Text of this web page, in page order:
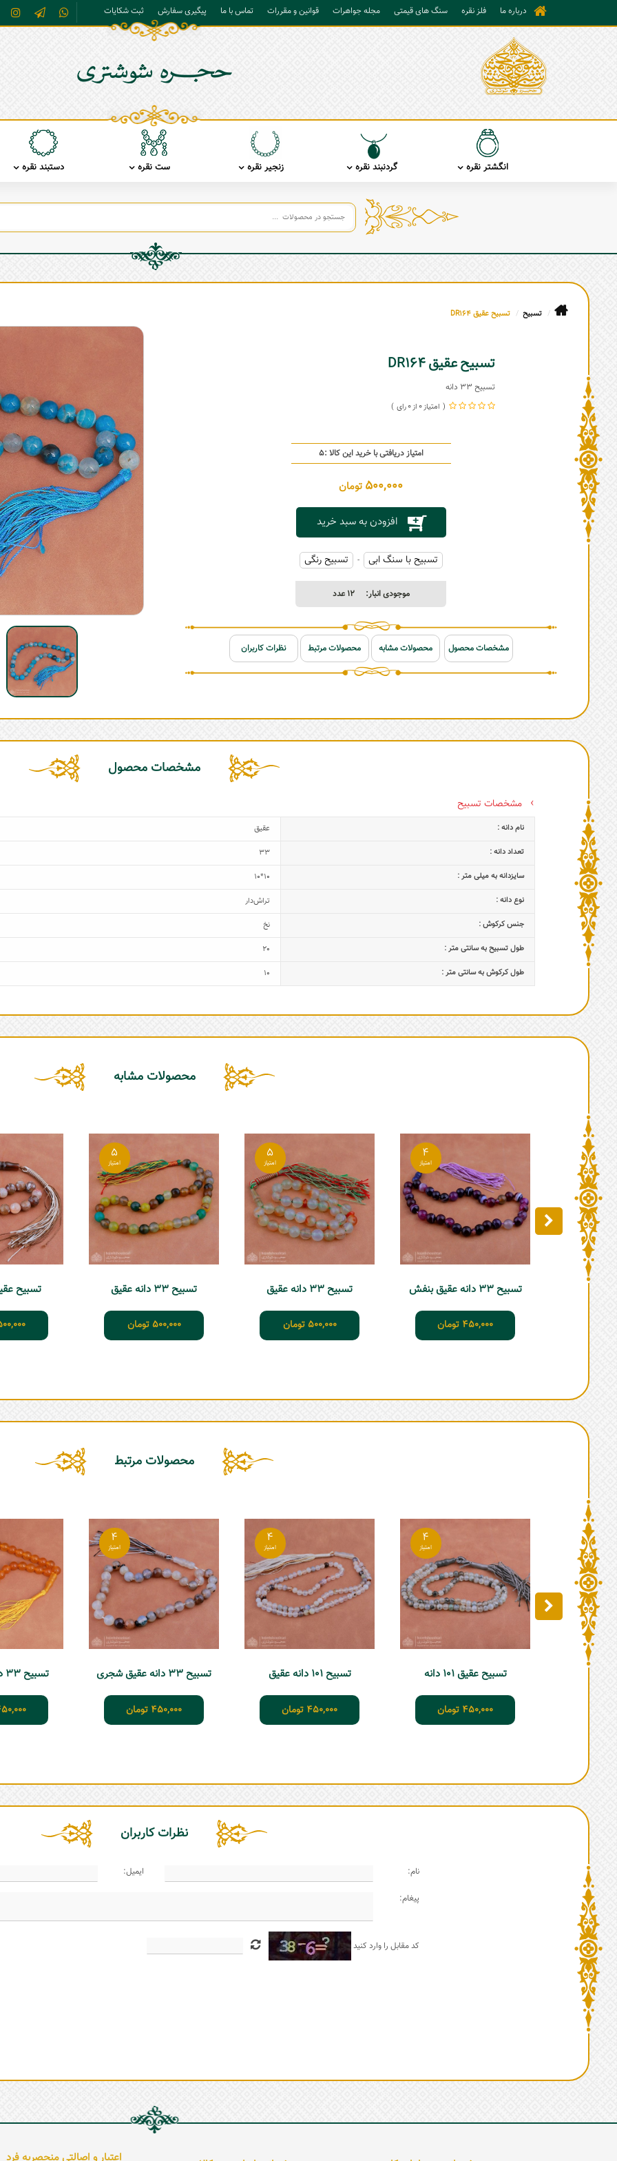
درباره ما فلز نقره سنگ های قیمتی مجله جواهرات قوانین و مقررات تماس با ما پیگیری سفارش ثبت شکایات
انگشتر نقره گردنبند نقره زنجیر نقره ست نقره دستبند نقره
تسبیح تسبیح عقیق DR164
تسبیح عقیق DR164
تسبیح 33 دانه
0
0
امتیاز دریافتی با خرید این کالا :5
500,000 تومان
افزودن به سبد خرید
تسبیح با سنگ ابی - تسبیح رنگی
موجودی انبار: 12 عدد
مشخصات محصول محصولات مشابه محصولات مرتبط نظرات کاربران
مشخصات محصول
مشخصات تسبیح
نام دانه :
عقیق
تعداد دانه :
33
سایزدانه به میلی متر :
10*10
نوع دانه :
تراش‌دار
جنس کرکوش :
نخ
طول تسبیح به سانتی متر :
20
طول کرکوش به سانتی متر :
10
محصولات مشابه
4
تسبیح 33 دانه عقیق بنفش
450,000 تومان
5
تسبیح 33 دانه عقیق
500,000تومان
5
تسبیح 33 دانه عقیق
500,000تومان
تسبیح عقیق 33
محصولات مرتبط
4
تسبیح عقیق 101 دانه
450,000 تومان
4
تسبیح 101 دانه عقیق
450,000 تومان
4
تسبیح 33 دانه عقیق شجری
450,000 تومان
تسبیح 33 دانه عقیق زرد
نظرات کاربران
نام: ایمیل:
پیغام:
کد مقابل را وارد کنید